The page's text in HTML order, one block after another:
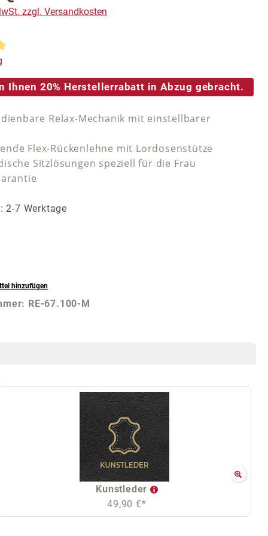
zzgl. Versandkosten
Bewertung von 5 von 5 Sternen
Ihnen 20% Herstellerrabatt in Abzug gebracht.
Relax-Mechanik mit einstellbarer
Flex-Rückenlehne mit Lordosenstütze
Sitzlösungen speziell für die Frau
2-7 Werktage
hinzufügen
RE-67.100-M
Kunstleder
49,90 €*